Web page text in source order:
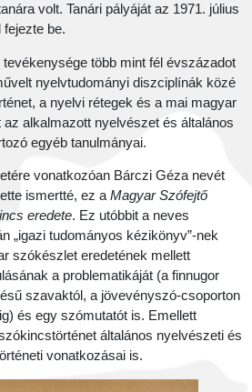
volt. Tanári pályáját az 1971. július
fejezte be.
több mint fél évszázadot
nyelvtudományi diszciplínák közé
a nyelvi rétegek és a mai magyar
alkalmazott nyelvészet és általános
egyéb tanulmányai.
vonatkozóan Bárczi Géza nevét
ismertté, ez aMagyar Szófejtő
eredete. Ez utóbbit a neves
„igazi tudományos kézikönyv”-nek
szókészlet eredetének mellett
a problematikáját (a finnugor
szavaktól, a jövevényszó-csoporton
és egy szómutatót is. Emellett
általános nyelvészeti és
vonatkozásai is.